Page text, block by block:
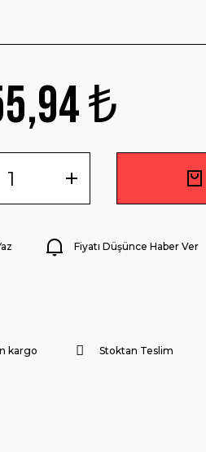
₺
Fiyatı Düşünce Haber Ver
kargo Stoktan Teslim